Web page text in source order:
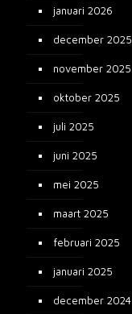
januari 2026
december 2025
november 2025
oktober 2025
juli 2025
juni 2025
mei 2025
maart 2025
februari 2025
januari 2025
december 2024